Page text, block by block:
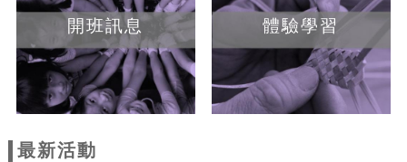
開班訊息 體驗學習
最新活動